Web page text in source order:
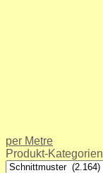
per Metre
Produkt-Kategorien